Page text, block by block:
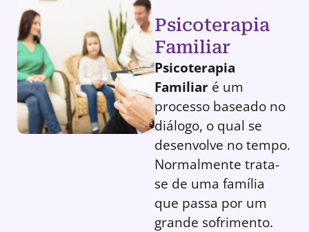
Psicoterapia
Familiar
Psicoterapia
Familiar é um
processo baseado no
diálogo, o qual se
desenvolve no tempo.
Normalmente trata-
se de uma família
que passa por um
grande sofrimento.